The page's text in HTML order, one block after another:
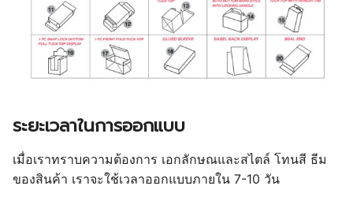
ระยะเวลาในการออกแบบ
เมื่อเราทราบความต้องการ เอกลักษณและสไตล์ โทนสี ธีม
ของสินค้า เราจะใช้เวลาออกแบบภายใน 7-10 วัน